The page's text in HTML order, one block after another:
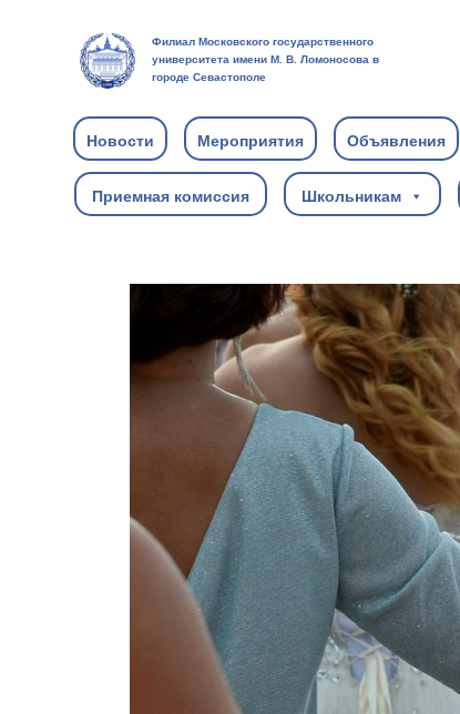
Филиал Московского государственного
университета имени М. В. Ломоносова в
городе Севастополе
Новости Мероприятия Объявления
Приемная комиссия Школьникам